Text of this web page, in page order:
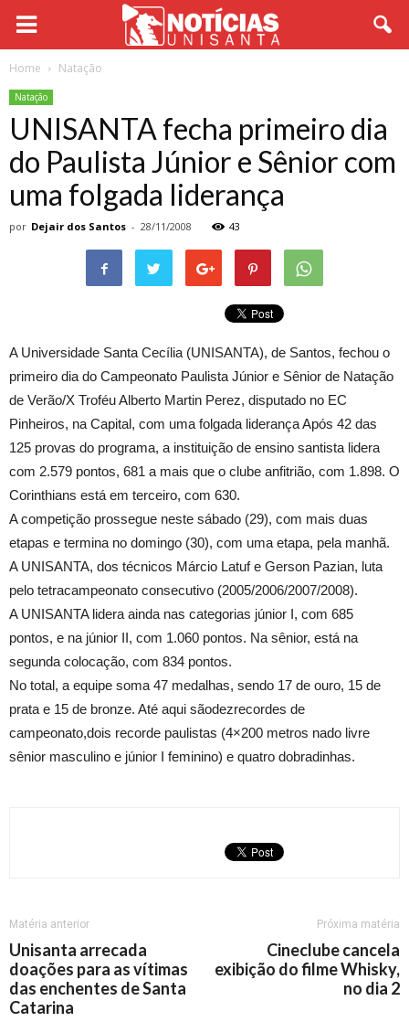
Home Natação
Natação
UNISANTA fecha primeiro dia
do Paulista Júnior e Sênior com
uma folgada liderança
por Dejair dos Santos - 28/11/2008 43
A Universidade Santa Cecília (UNISANTA), de Santos, fechou o
primeiro dia do Campeonato Paulista Júnior e Sênior de Natação
de Verão/X Troféu Alberto Martin Perez, disputado no EC
Pinheiros, na Capital, com uma folgada liderança Após 42 das
125 provas do programa, a instituição de ensino santista lidera
com 2.579 pontos, 681 a mais que o clube anfitrião, com 1.898. O
Corinthians está em terceiro, com 630.
A competição prossegue neste sábado (29), com mais duas
etapas e termina no domingo (30), com uma etapa, pela manhã.
A UNISANTA, dos técnicos Márcio Latuf e Gerson Pazian, luta
pelo tetracampeonato consecutivo (2005/2006/2007/2008).
A UNISANTA lidera ainda nas categorias júnior I, com 685
pontos, e na júnior II, com 1.060 pontos. Na sênior, está na
segunda colocação, com 834 pontos.
No total, a equipe soma 47 medalhas, sendo 17 de ouro, 15 de
prata e 15 de bronze. Até aqui sãodezrecordes de
campeonato,dois recorde paulistas (4×200 metros nado livre
sênior masculino e júnior I feminino) e quatro dobradinhas.
Matéria anterior
Unisanta arrecada
doações para as vítimas
das enchentes de Santa
Catarina
Próxima matéria
Cineclube cancela
exibição do filme Whisky,
no dia 2